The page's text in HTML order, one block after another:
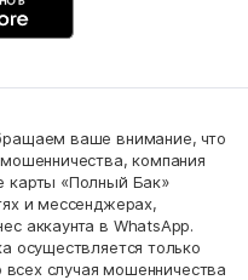
ваше внимание, что
компания
карты «Полный Бак»
и мессенджерах,
аккаунта в WhatsApp.
осуществляется только
случая мошенничества